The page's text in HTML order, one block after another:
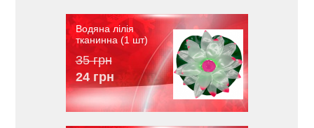
Водяна лілія
тканинна (1 шт)
35 грн
24 грн